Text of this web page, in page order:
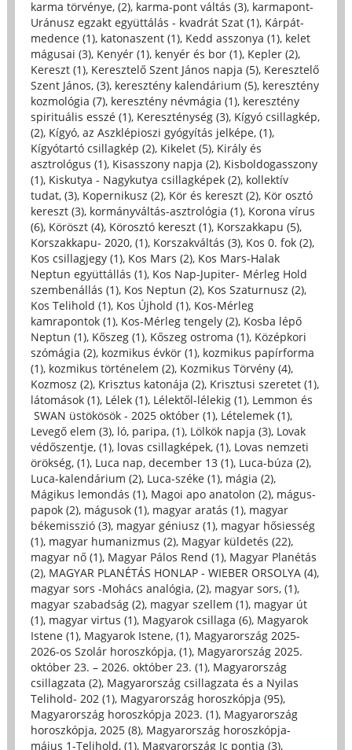
karma törvénye, (2), karma-pont váltás (3), karmapont-
Uránusz egzakt együttálás - kvadrát Szat (1), Kárpát-
medence (1), katonaszent (1), Kedd asszonya (1), kelet
mágusai (3), Kenyér (1), kenyér és bor (1), Kepler (2),
Kereszt (1), Keresztelő Szent János napja (5), Keresztelő
Szent János, (3), keresztény kalendárium (5), keresztény
kozmológia (7), keresztény névmágia (1), keresztény
spirituális esszé (1), Kereszténység (3), Kígyó csillagkép,
(2), Kígyó, az Aszklépioszi gyógyítás jelképe, (1),
Kígyótartó csillagkép (2), Kikelet (5), Király és
asztrológus (1), Kisasszony napja (2), Kisboldogasszony
(1), Kiskutya - Nagykutya csillagképek (2), kollektív
tudat, (3), Kopernikusz (2), Kör és kereszt (2), Kör osztó
kereszt (3), kormányváltás-asztrológia (1), Korona vírus
(6), Köröszt (4), Körosztó kereszt (1), Korszakkapu (5),
Korszakkapu- 2020, (1), Korszakváltás (3), Kos 0. fok (2),
Kos csillagjegy (1), Kos Mars (2), Kos Mars-Halak
Neptun együttállás (1), Kos Nap-Jupiter- Mérleg Hold
szembenállás (1), Kos Neptun (2), Kos Szaturnusz (2),
Kos Telihold (1), Kos Újhold (1), Kos-Mérleg
kamrapontok (1), Kos-Mérleg tengely (2), Kosba lépő
Neptun (1), Kőszeg (1), Kőszeg ostroma (1), Középkori
szómágia (2), kozmikus évkör (1), kozmikus papírforma
(1), kozmikus történelem (2), Kozmikus Törvény (4),
Kozmosz (2), Krisztus katonája (2), Krisztusi szeretet (1),
látomások (1), Lélek (1), Lélektől-lélekig (1), Lemmon és
SWAN üstökösök - 2025 október (1), Lételemek (1),
Levegő elem (3), ló, paripa, (1), Lölkök napja (3), Lovak
védőszentje, (1), lovas csillagképek, (1), Lovas nemzeti
örökség, (1), Luca nap, december 13 (1), Luca-búza (2),
Luca-kalendárium (2), Luca-széke (1), mágia (2),
Mágikus lemondás (1), Magoi apo anatolon (2), mágus-
papok (2), mágusok (1), magyar aratás (1), magyar
békemisszió (3), magyar géniusz (1), magyar hősiesség
(1), magyar humanizmus (2), Magyar küldetés (22),
magyar nő (1), Magyar Pálos Rend (1), Magyar Planétás
(2), MAGYAR PLANÉTÁS HONLAP - WIEBER ORSOLYA (4),
magyar sors -Mohács analógia, (2), magyar sors, (1),
magyar szabadság (2), magyar szellem (1), magyar út
(1), magyar virtus (1), Magyarok csillaga (6), Magyarok
Istene (1), Magyarok Istene, (1), Magyarország 2025-
2026-os Szolár horoszkópja, (1), Magyarország 2025.
október 23. – 2026. október 23. (1), Magyarország
csillagzata (2), Magyarország csillagzata és a Nyilas
Telihold- 202 (1), Magyarország horoszkópja (95),
Magyarország horoszkópja 2023. (1), Magyarország
horoszkópja, 2025 (8), Magyarország horoszkópja-
május 1-Telihold, (1), Magyarország Ic pontja (3),